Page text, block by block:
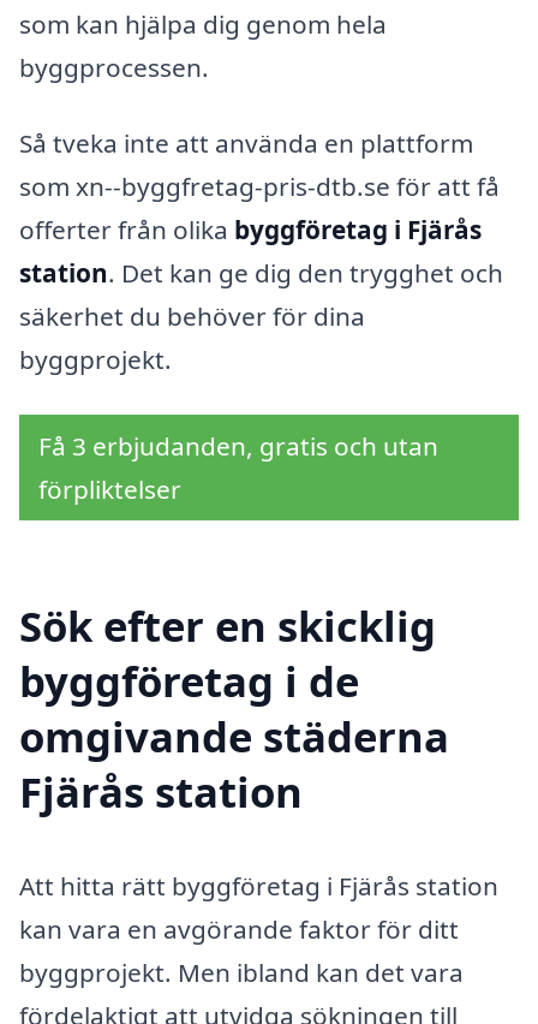
som kan hjälpa dig genom hela
byggprocessen.
Så tveka inte att använda en plattform
som xn--byggfretag-pris-dtb.se för att få
offerter från olika byggföretag i Fjärås
station. Det kan ge dig den trygghet och
säkerhet du behöver för dina
byggprojekt.
Få 3 erbjudanden, gratis och utan
förpliktelser
Sök efter en skicklig
byggföretag i de
omgivande städerna
Fjärås station
Att hitta rätt byggföretag i Fjärås station
kan vara en avgörande faktor för ditt
byggprojekt. Men ibland kan det vara
fördelaktigt att utvidga sökningen till